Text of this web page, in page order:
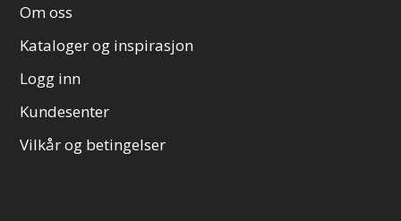
Om oss
Kataloger og inspirasjon
Logg inn
Kundesenter
Vilkår og betingelser